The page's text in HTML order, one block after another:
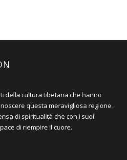
della cultura tibetana che hanno
questa meravigliosa regione.
di spiritualità che con i suoi
di riempire il cuore.